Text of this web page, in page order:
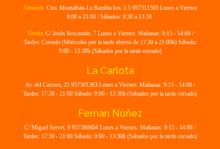
Almacén: Ctra. Montalbán-La Rambla km. 1.5 957311505 Lunes a Viernes
8:00 a 21:00 / Sábados: 8:30 a 13:30
Tienda: C/ Jesús Rescatado, 7 Lunes a Viernes: Mañanas: 9:15 - 14:00 /
Tardes: Cerrado (Miércoles por la tarde abierto de 17:30 a 21:00h) Sábado:
9:00 - 13:30h (Sábados por la tarde cerrado)
La Carlota
Av. del Carmen, 21 957301303 Lunes a Viernes: Mañanas: 9:15 - 14:00 /
Tardes: 17:30 - 21:00 Sábado: 9:00 - 13:30h (Sábados por la tarde cerrado)
Fernán Núñez
C/ Miguel Servet, 9 957380604 Lunes a Viernes: Mañanas: 9:15 - 14:00 /
Tardes: 17:30 - 21:00 Sábado: 9:00 - 13:30h (Sábados por la tarde cerrado)